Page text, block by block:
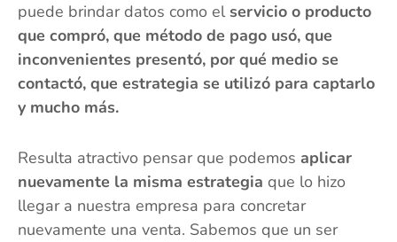
puede brindar datos como elservicio o producto
que compró, que método de pago usó, que
inconvenientes presentó, por qué medio se
contactó, que estrategia se utilizó para captarlo
y mucho más.
Resulta atractivo pensar que podemos aplicar
nuevamente la misma estrategia que lo hizo
llegar a nuestra empresa para concretar
nuevamente una venta. Sabemos que un ser